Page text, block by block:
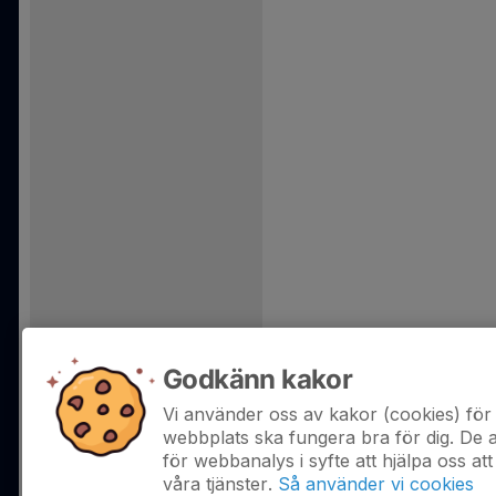
Godkänn kakor
Vi använder oss av kakor (cookies)
webbplats ska fungera bra för dig. De
för webbanalys i syfte att hjälpa oss
våra tjänster. Så använder vi cookies